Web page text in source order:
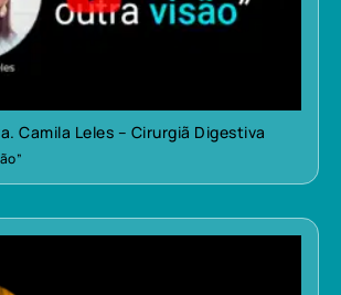
Camila Leles – Cirurgiã Digestiva